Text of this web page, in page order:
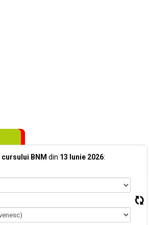
cursului BNM din 13 Iunie 2026: